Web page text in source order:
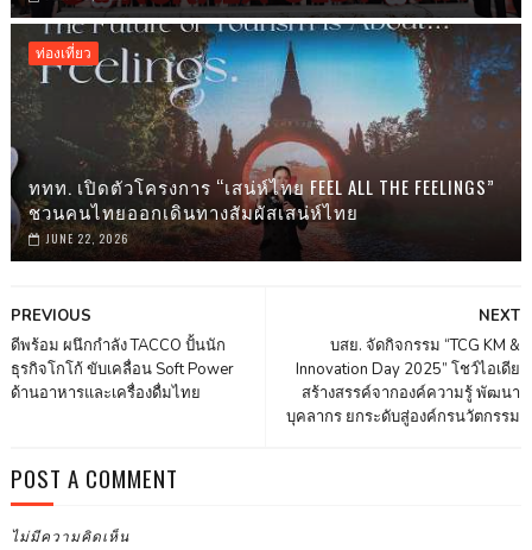
ท่องเที่ยว
ททท. เปิดตัวโครงการ “เสน่ห์ไทย FEEL ALL THE FEELINGS”
ชวนคนไทยออกเดินทางสัมผัสเสน่ห์ไทย
JUNE 22, 2026
NEXT
บสย. จัดกิจกรรม “TCG KM &
Innovation Day 2025” โชว์ไอเดีย
สร้างสรรค์จากองค์ความรู้ พัฒนา
บุคลากร ยกระดับสู่องค์กรนวัตกรรม
PREVIOUS
ดีพร้อม ผนึกกำลัง TACCO ปั้นนัก
ธุรกิจโกโก้ ขับเคลื่อน Soft Power
ด้านอาหารและเครื่องดื่มไทย
POST A COMMENT
ไม่มีความคิดเห็น